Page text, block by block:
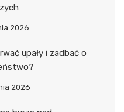
2026
upały i zadbać o
2026